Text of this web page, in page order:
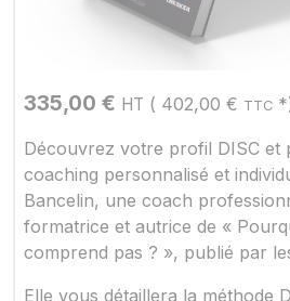
335,00 € HT ( 402,00 € TTC
Découvrez votre profil DISC et
coaching personnalisé et
Bancelin, une coach
formatrice et autrice de «
comprend pas ? », publié par
Elle vous détaillera la méthode